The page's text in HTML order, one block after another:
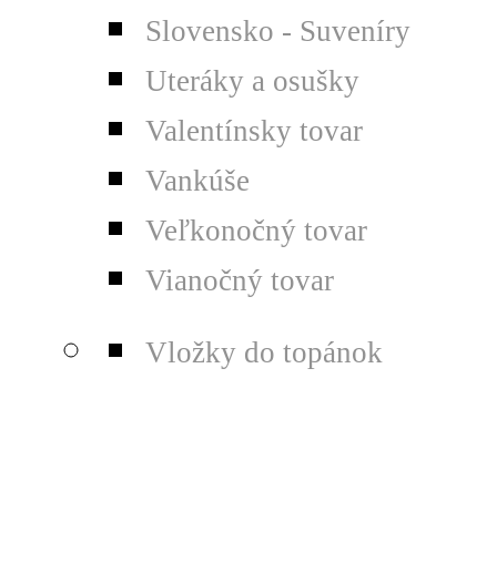
Slovensko - Suveníry
Uteráky a osušky
Valentínsky tovar
Vankúše
Veľkonočný tovar
Vianočný tovar
Vložky do topánok